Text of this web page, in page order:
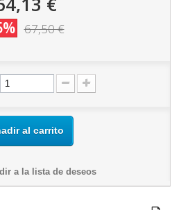
67,50 €
al carrito
a la lista de deseos